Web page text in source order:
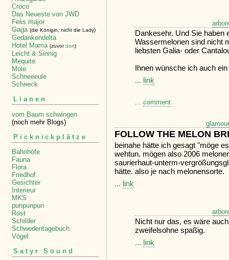
Croco
Das Neueste von JWD
Felis major
Gaga (die Königin, nicht die Lady)
Gedankendelta
Hotel Mama (zuvordort)
Leicht & Sinnig
Mequito
Mole
Schneeeule
Schneck
Lianen
vom Baum schwingen
(noch mehr Blogs)
Picknickplätze
Bahnhöfe
Fauna
Flora
Friedhof
Gesichter
Interieur
MKS
punpunpun
Rost
Schilder
Schwedentagebuch
Vögel
Satyr Sound
Dankesehr. Und Sie haben
Wassermelonen sind nicht
liebsten Galia- oder
Ihnen wünsche ich auch
... link
... comment
FOLLOW THE MELON
beinahe hätte ich gesagt "möge
wehtun. mögen also 2006
saurierhaut-unterm-
hätte. also je nach melonensorte.
... link
Nicht nur das, es wäre
zweifelsohne spaßig.
... link